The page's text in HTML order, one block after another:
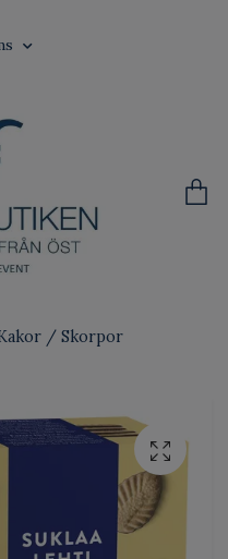
/ Skorpor